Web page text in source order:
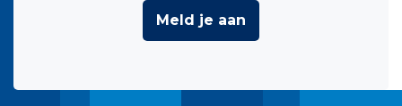
Meld je aan